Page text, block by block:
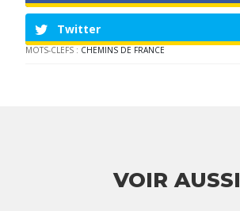
Twitter
MOTS-CLEFS : CHEMINS DE FRANCE
VOIR AUSSI